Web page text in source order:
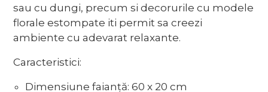
sau cu dungi, precum si decorurile cu modele
florale estompate iti permit sa creezi
ambiente cu adevarat relaxante.
Caracteristici:
Dimensiune faianță: 60 x 20 cm